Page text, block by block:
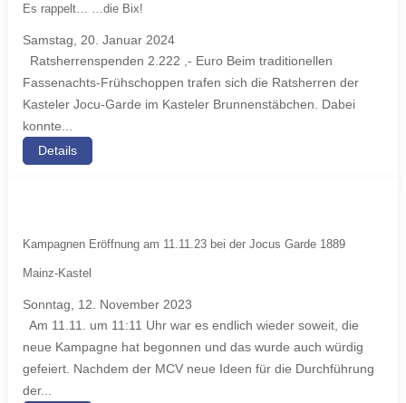
Es rappelt… …die Bix!
Samstag, 20. Januar 2024
Ratsherrenspenden 2.222 ,- Euro Beim traditionellen
Fassenachts-Frühschoppen trafen sich die Ratsherren der
Kasteler Jocu-Garde im Kasteler Brunnenstäbchen. Dabei
konnte...
Details
Kampagnen Eröffnung am 11.11.23 bei der Jocus Garde 1889
Mainz-Kastel
Sonntag, 12. November 2023
Am 11.11. um 11:11 Uhr war es endlich wieder soweit, die
neue Kampagne hat begonnen und das wurde auch würdig
gefeiert. Nachdem der MCV neue Ideen für die Durchführung
der...